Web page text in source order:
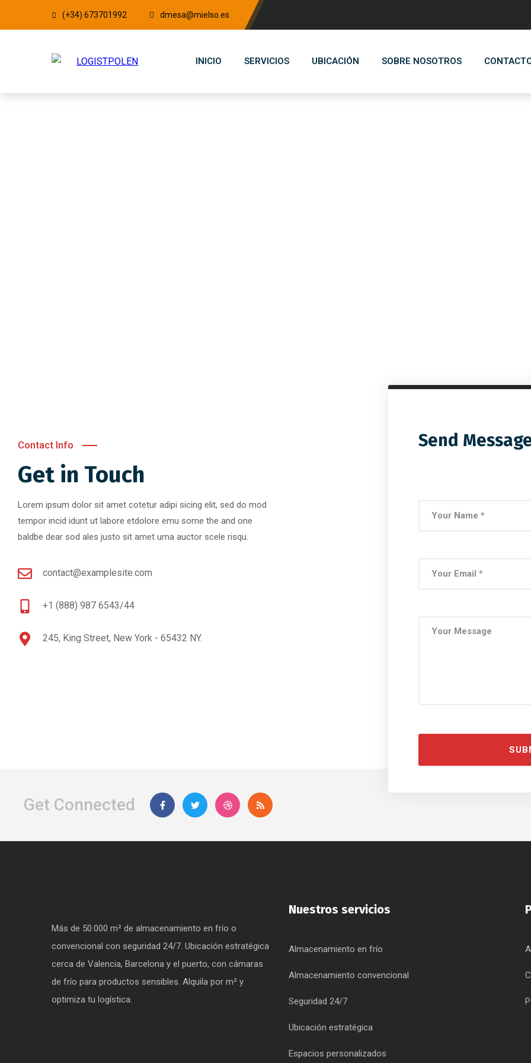
(+34) 673701992 dmesa@mielso.es
INICIO SERVICIOS UBICACIÓN SOBRE NOSOTROS
Contact Info
Get in Touch
Lorem ipsum dolor sit amet cotetur adipi sicing elit, sed do mod
tempor incid idunt ut labore etdolore emu some the and one
baldbe dear sod ales justo sit amet urna auctor scele risqu.
contact@examplesite.com
+1 (888) 987 6543/44
245, King Street, New York - 65432 NY.
Send
Get Connected
Más de 50.000 m² de almacenamiento en frío o
convencional con seguridad 24/7. Ubicación estratégica
cerca de Valencia, Barcelona y el puerto, con cámaras
de frío para productos sensibles. Alquila por m² y
optimiza tu logística.
Nuestros servicios
Almacenamiento en frío
Almacenamiento convencional
Seguridad 24/7
Ubicación estratégica
Espacios personalizados